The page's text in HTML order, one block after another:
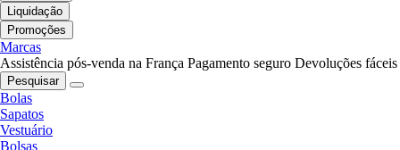
Liquidação
Promoções
Marcas
Assistência pós-venda na França Pagamento seguro Devoluções fáceis
Pesquisar
Bolas
Sapatos
Vestuário
Bolsas